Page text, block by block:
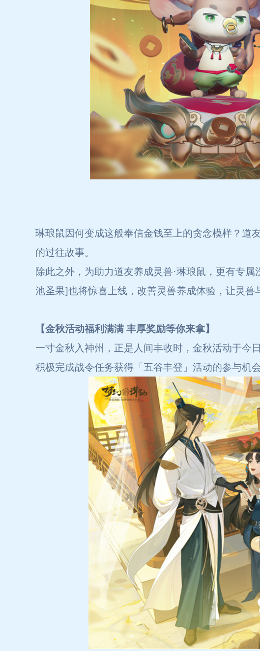
琳琅鼠因何变成这般奉信金钱至上的贪念模样？道
的过往故事。
除此之外，为助力道友养成灵兽·琳琅鼠，更有专
池圣果]也将惊喜上线，改善灵兽养成体验，让灵兽
【金秋活动福利满满 丰厚奖励等你来拿】
一寸金秋入神州，正是人间丰收时，金秋活动于今
积极完成战令任务获得「五谷丰登」活动的参与机